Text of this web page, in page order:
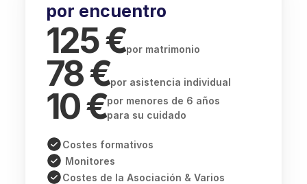
por encuentro
125 €por matrimonio
78 €por asistencia individual
10 €por menores de 6 años
para su cuidado
Costes formativos
Monitores
Costes de la Asociación & Varios